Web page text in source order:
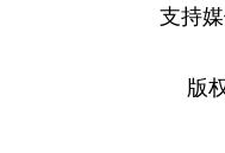
支持
版